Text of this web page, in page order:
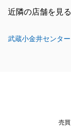
近隣の店舗を見る
武蔵小金井センター
売